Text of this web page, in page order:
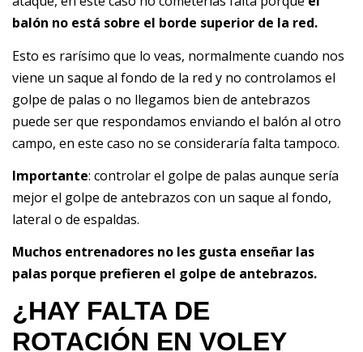
balón no está sobre el borde superior de la red.
Esto es rarísimo que lo veas, normalmente cuando nos
viene un saque al fondo de la red y no controlamos el
golpe de palas o no llegamos bien de antebrazos
puede ser que respondamos enviando el balón al otro
campo, en este caso no se consideraría falta tampoco.
Importante: controlar el golpe de palas aunque sería
mejor el golpe de antebrazos con un saque al fondo,
lateral o de espaldas.
Muchos entrenadores no les gusta enseñar las
palas porque prefieren el golpe de antebrazos.
¿HAY FALTA DE
ROTACIÓN EN VOLEY